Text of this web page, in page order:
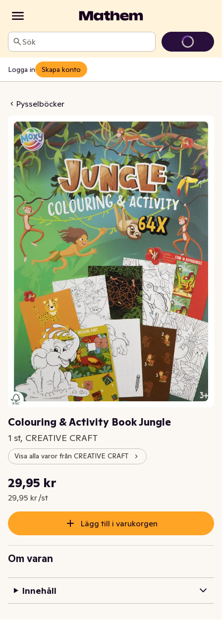
Sök
Logga in Skapa konto
Pysselböcker
Book Jungle
Colouring & Activity Book Jungle
1 st, CREATIVE CRAFT
Visa alla varor från CREATIVE CRAFT
Nuvarande pris är: 29,95 kr
29,95 kr
29,95 kr /st
Styckpris: 29,95 kr /st
Lägg till i varukorgen
Om varan
Innehåll